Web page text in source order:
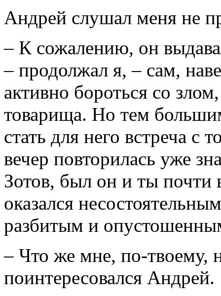
Андрей слушал меня не
– К сожалению, он
– продолжал я, – сам,
активно бороться со
товарища. Но тем
стать для него встреча с
вечер повторилась уже
Зотов, был он и ты
оказался
разбитым и
– Что же мне, по-твоему,
поинтересовался Андрей.